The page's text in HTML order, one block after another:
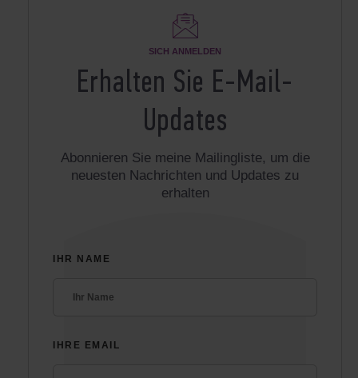
SICH ANMELDEN
Erhalten Sie E-Mail-
Updates
Abonnieren Sie meine Mailingliste, um die
neuesten Nachrichten und Updates zu
erhalten
IHR NAME
IHRE EMAIL